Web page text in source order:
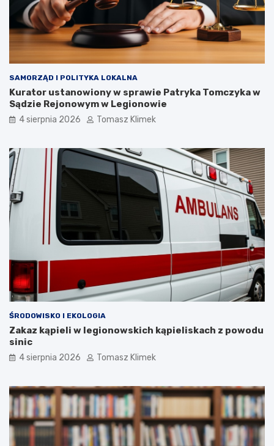
SAMORZĄD I POLITYKA LOKALNA
Kurator ustanowiony w sprawie Patryka Tomczyka w
Sądzie Rejonowym w Legionowie
4 sierpnia 2026 Tomasz Klimek
ŚRODOWISKO I EKOLOGIA
Zakaz kąpieli w legionowskich kąpieliskach z powodu
sinic
4 sierpnia 2026 Tomasz Klimek